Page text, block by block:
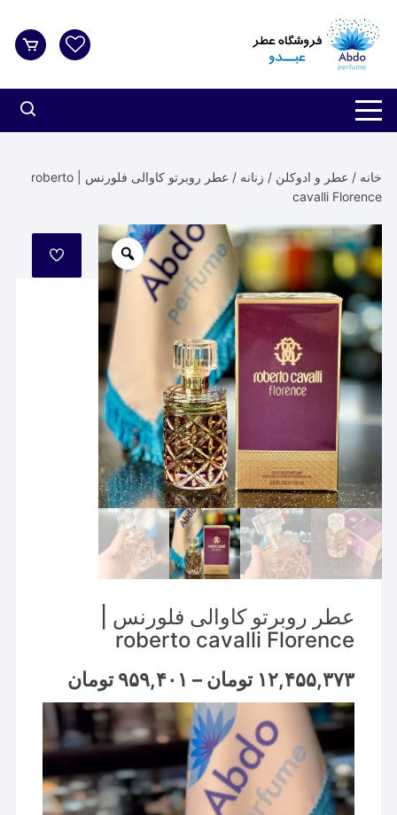
شدن
خانه / عطر و ادوکلن / زنانه
/ عطر روبرتو کاوالی فلورنس | roberto
cavalli Florence
مورد
علاقه
عطر روبرتو کاوالی فلورنس |
roberto cavalli Florence
۱۲,۴۵۵,۳۷۳ تومان – ۹۵۹,۴۰۱ تومان
through
۱۲,۴۵۵,۳۷۳ تومان
نمایشگر
ویدیو